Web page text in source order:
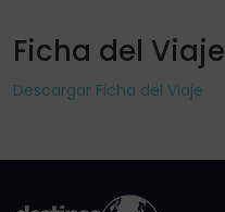
Ficha del Viaje
Descargar Ficha del Viaje